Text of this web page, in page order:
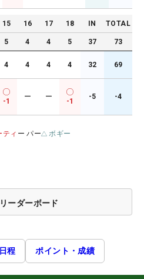
15 16 17 18 IN TOTAL
5 4 4 5 37 73
4 4 4 4 32 69
-1
ー ー
-1
-5 -4
ティ ー パー ボギー
ーダーボード
程 ポイント・成績